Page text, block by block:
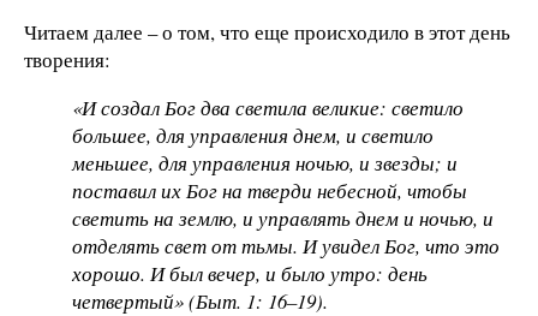
Читаем далее – о том, что еще происходило в этот день
творения:
«И создал Бог два светила великие: светило
большее, для управления днем, и светило
меньшее, для управления ночью, и звезды; и
поставил их Бог на тверди небесной, чтобы
светить на землю, и управлять днем и ночью, и
отделять свет от тьмы. И увидел Бог, что это
хорошо. И был вечер, и было утро: день
четвертый» (Быт. 1: 16–19).